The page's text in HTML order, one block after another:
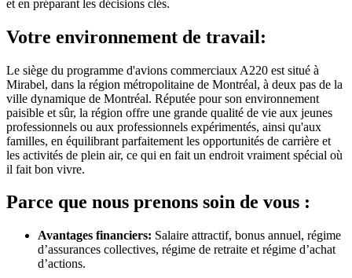
et en préparant les décisions clés.
Votre environnement de travail:
Le siège du programme d'avions commerciaux A220 est situé à
Mirabel, dans la région métropolitaine de Montréal, à deux pas de la
ville dynamique de Montréal. Réputée pour son environnement
paisible et sûr, la région offre une grande qualité de vie aux jeunes
professionnels ou aux professionnels expérimentés, ainsi qu'aux
familles, en équilibrant parfaitement les opportunités de carrière et
les activités de plein air, ce qui en fait un endroit vraiment spécial où
il fait bon vivre.
Parce que nous prenons soin de vous :
Avantages financiers: Salaire attractif, bonus annuel, régime
d’assurances collectives, régime de retraite et régime d’achat
d’actions.